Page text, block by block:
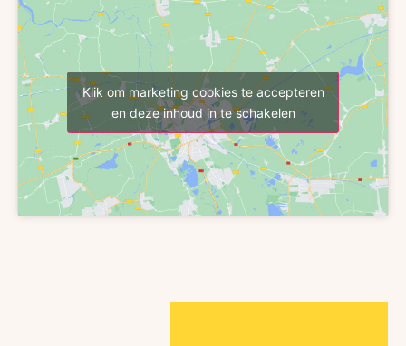
Klik om marketing cookies te accepteren
en deze inhoud in te schakelen